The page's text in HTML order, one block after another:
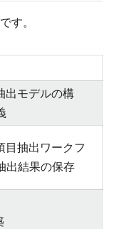
す。
出モデルの構
目抽出ワークフ
出結果の保存